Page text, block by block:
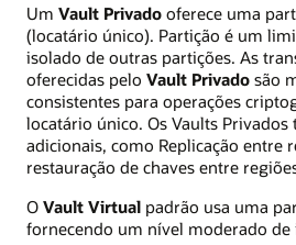
Um Vault Privado oferece uma
(locatário único). Partição é um
isolado de outras partições. As
oferecidas pelo Vault Privado são
consistentes para operações
locatário único. Os Vaults
adicionais, como Replicação entre
restauração de chaves entre
O Vault Virtual padrão usa uma
fornecendo um nível moderado de